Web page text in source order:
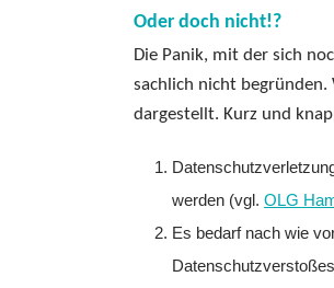
Oder doch nicht!?
Die Panik, mit der sich
sachlich nicht
dargestellt. Kurz und
werden (vgl. OLG
Es bedarf nach wie